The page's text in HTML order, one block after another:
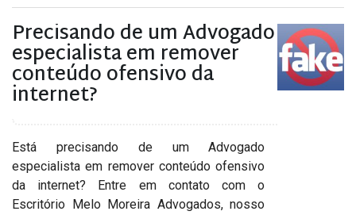
Precisando de um Advogado
especialista em remover
conteúdo ofensivo da
internet?
Está precisando de um Advogado
especialista em remover conteúdo ofensivo
da internet? Entre em contato com o
Escritório Melo Moreira Advogados, nosso